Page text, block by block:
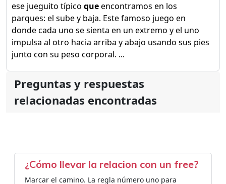
ese jueguito típico queencontramos en los
parques: el sube y baja. Este famoso juego en
donde cada uno se sienta en un extremo y el uno
impulsa al otro hacia arriba y abajo usando sus pies
junto con su peso corporal. ...
Preguntas y respuestas
relacionadas encontradas
¿Cómo llevar la relacion con un free?
Marcar el camino. La regla número uno para